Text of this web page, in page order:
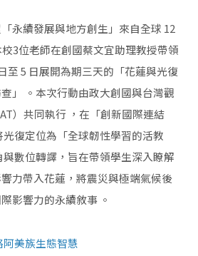
永續發展與地方創生」來自全球 12
3位老師在創國蔡文宜助理教授帶領
至 5 日展開為期三天的「花蓮與光復
」 。本次行動由政大創國與台灣觀
）共同執行 ，在「創新國際連結
復定位為「全球韌性學習的活教
數位轉譯，旨在帶領學生深入瞭解
力帶入花蓮，將震災與極端氣候後
影響力的永續敘事 。
美族生態智慧